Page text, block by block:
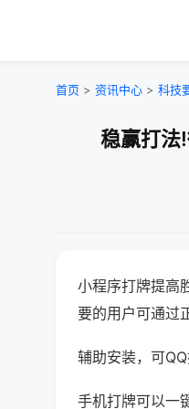
首页 > 资讯中心 > 科技
稳赢打法
小程序打牌提高
要的用户可通过
辅助安装，可
手机打牌可以一